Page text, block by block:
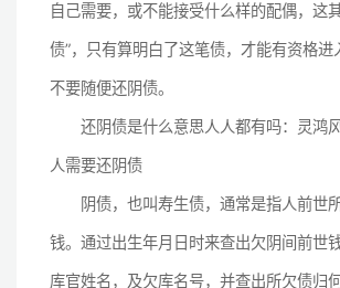
自己需要，或不能接受什么样的配偶，这
债”，只有算明白了这笔债，才能有资格进
不要随便还阴债。
还阴债是什么意思人人都有吗：灵鸿
人需要还阴债
阴债，也叫寿生债，通常是指人前世
钱。通过出生年月日时来查出欠阴间前世
库官姓名，及欠库名号，并查出所欠债归